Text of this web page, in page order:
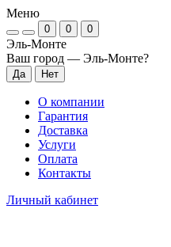
Меню
0 0 0
Эль-Монте
Ваш город — Эль-Монте?
О компании
Гарантия
Доставка
Услуги
Оплата
Контакты
Личный кабинет